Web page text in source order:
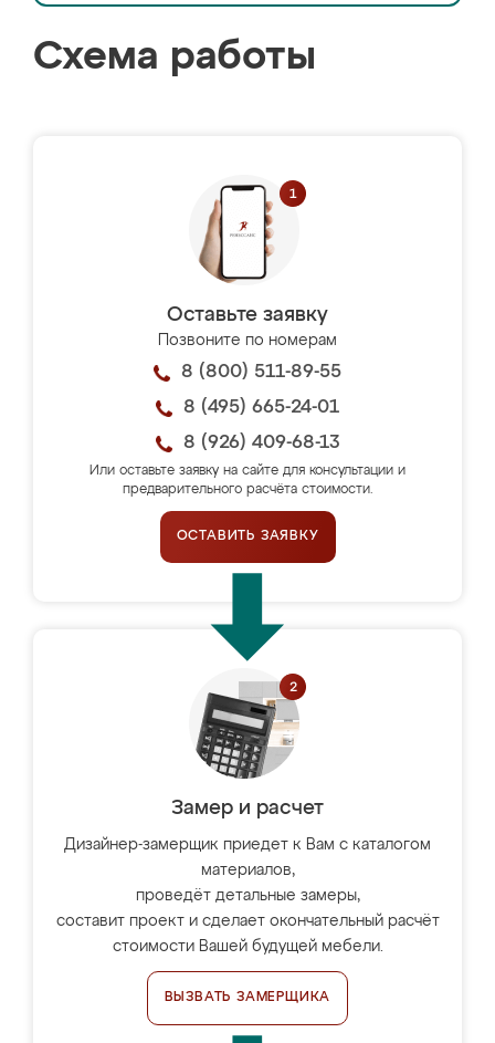
Схема работы
Оставьте заявку
Позвоните по номерам
8 (800) 511-89-55
8 (495) 665-24-01
8 (926) 409-68-13
Или оставьте заявку на сайте для консультации и
предварительного расчёта стоимости.
ОСТАВИТЬ ЗАЯВКУ
Замер и расчет
Дизайнер-замерщик приедет к Вам с каталогом
материалов,
проведёт детальные замеры,
составит проект и сделает окончательный расчёт
стоимости Вашей будущей мебели.
ВЫЗВАТЬ ЗАМЕРЩИКА